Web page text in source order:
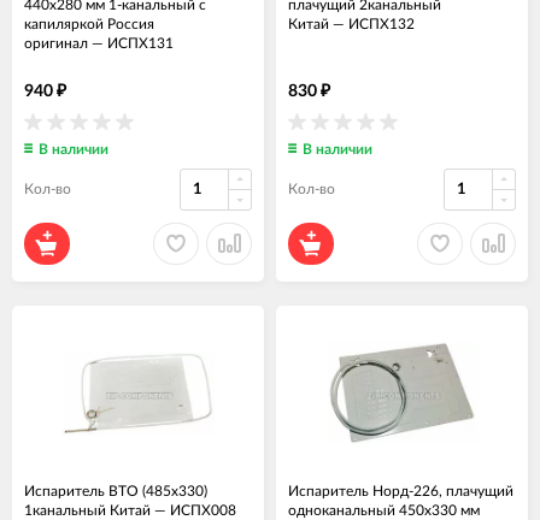
440x280 мм 1-канальный с
капиляркой Россия
оригинал — ИСПХ131
940 ₽
В наличии
Кол-во
плачущий 2канальный
Китай — ИСПХ132
830 ₽
В наличии
Кол-во
Испаритель ВТО (485x330)
1канальный Китай — ИСПХ008
Испаритель Норд-226, плачущий
одноканальный 450x330 мм